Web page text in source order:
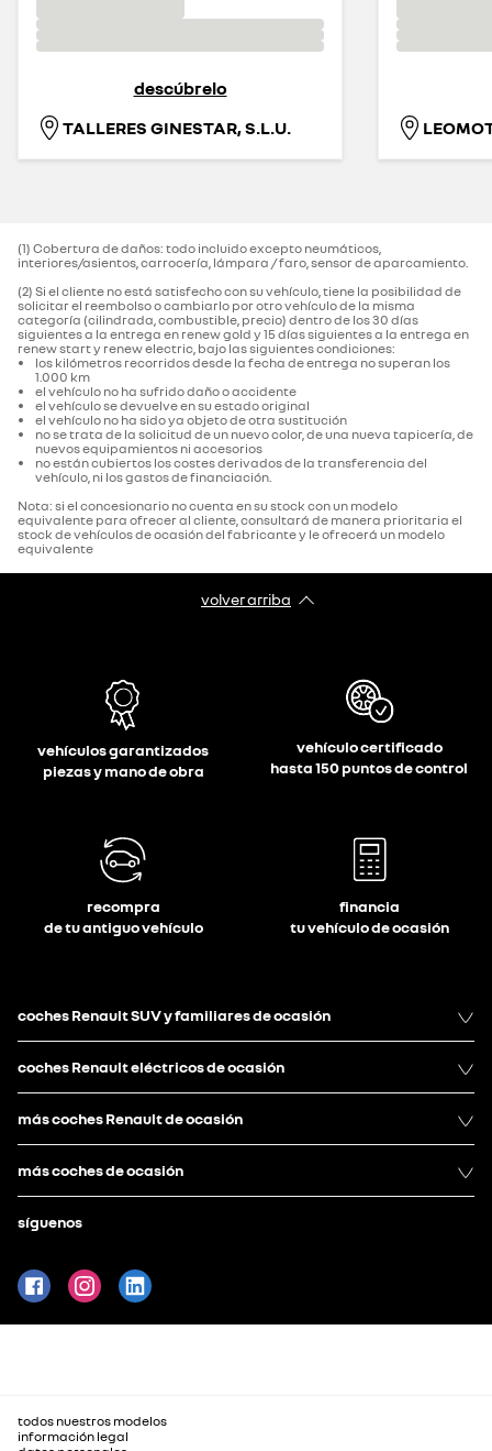
descúbrelo
TALLERES GINESTAR, S.L.U.
(1) Cobertura de daños: todo incluido excepto neumáticos,
interiores/asientos, carrocería, lámpara / faro, sensor de aparcamiento.‌
(2) Si el cliente no está satisfecho con su vehículo, tiene la posibilidad de
solicitar el reembolso o cambiarlo por otro vehículo de la misma
categoría (cilindrada, combustible, precio) dentro de los 30 días
siguientes a la entrega en renew gold y 15 días siguientes a la entrega en
renew start y renew electric, bajo las siguientes condiciones:
los kilómetros recorridos desde la fecha de entrega no superan los
1.000 km
el vehículo no ha sufrido daño o accidente
el vehículo se devuelve en su estado original
el vehículo no ha sido ya objeto de otra sustitución
no se trata de la solicitud de un nuevo color, de una nueva tapicería, de
nuevos equipamientos ni accesorios
no están cubiertos los costes derivados de la transferencia del
vehículo, ni los gastos de financiación.
Nota: si el concesionario no cuenta en su stock con un modelo
equivalente para ofrecer al cliente, consultará de manera prioritaria el
stock de vehículos de ocasión del fabricante y le ofrecerá un modelo
equivalente
volver arriba
vehículos garantizados
piezas y mano de obra
vehículo certificado
hasta 150 puntos de control
recompra
de tu antiguo vehículo
financia
tu vehículo de ocasión
coches Renault SUV y familiares de ocasión
coches Renault eléctricos de ocasión
más coches Renault de ocasión
más coches de ocasión
síguenos
todos nuestros modelos
información legal